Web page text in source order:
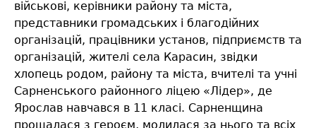
військові, керівники району та міста,
представники громадських і благодійних
організацій, працівники установ, підприємств та
організацій, жителі села Карасин, звідки
хлопець родом, району та міста, вчителі та учні
Сарненського районного ліцею «Лідер», де
Ярослав навчався в 11 класі. Сарненщина
прощалася з героєм, молилася за нього та всіх